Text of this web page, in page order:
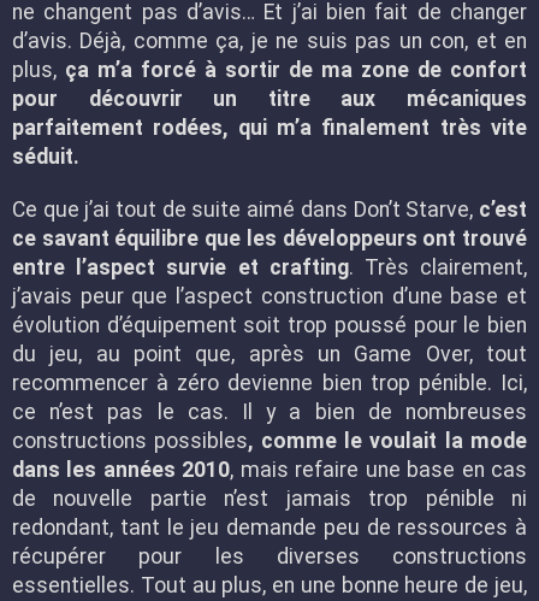
ne changent pas d’avis… Et j’ai bien fait de changer
d’avis. Déjà, comme ça, je ne suis pas un con, et en
plus, ça m’a forcé à sortir de ma zone de confort
pour découvrir un titre aux mécaniques
parfaitement rodées, qui m’a finalement très vite
séduit.
Ce que j’ai tout de suite aimé dans Don’t Starve, c’est
ce savant équilibre que les développeurs ont trouvé
entre l’aspect survie et crafting. Très clairement,
j’avais peur que l’aspect construction d’une base et
évolution d’équipement soit trop poussé pour le bien
du jeu, au point que, après un Game Over, tout
recommencer à zéro devienne bien trop pénible. Ici,
ce n’est pas le cas. Il y a bien de nombreuses
constructions possibles, comme le voulait la mode
dans les années 2010, mais refaire une base en cas
de nouvelle partie n’est jamais trop pénible ni
redondant, tant le jeu demande peu de ressources à
récupérer pour les diverses constructions
essentielles. Tout au plus, en une bonne heure de jeu,